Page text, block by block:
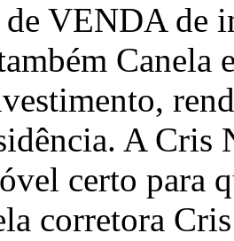
VENDA de
Canela
A
certo para
corretora